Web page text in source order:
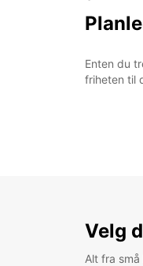
Enten du
friheten til
Velg
Alt fra